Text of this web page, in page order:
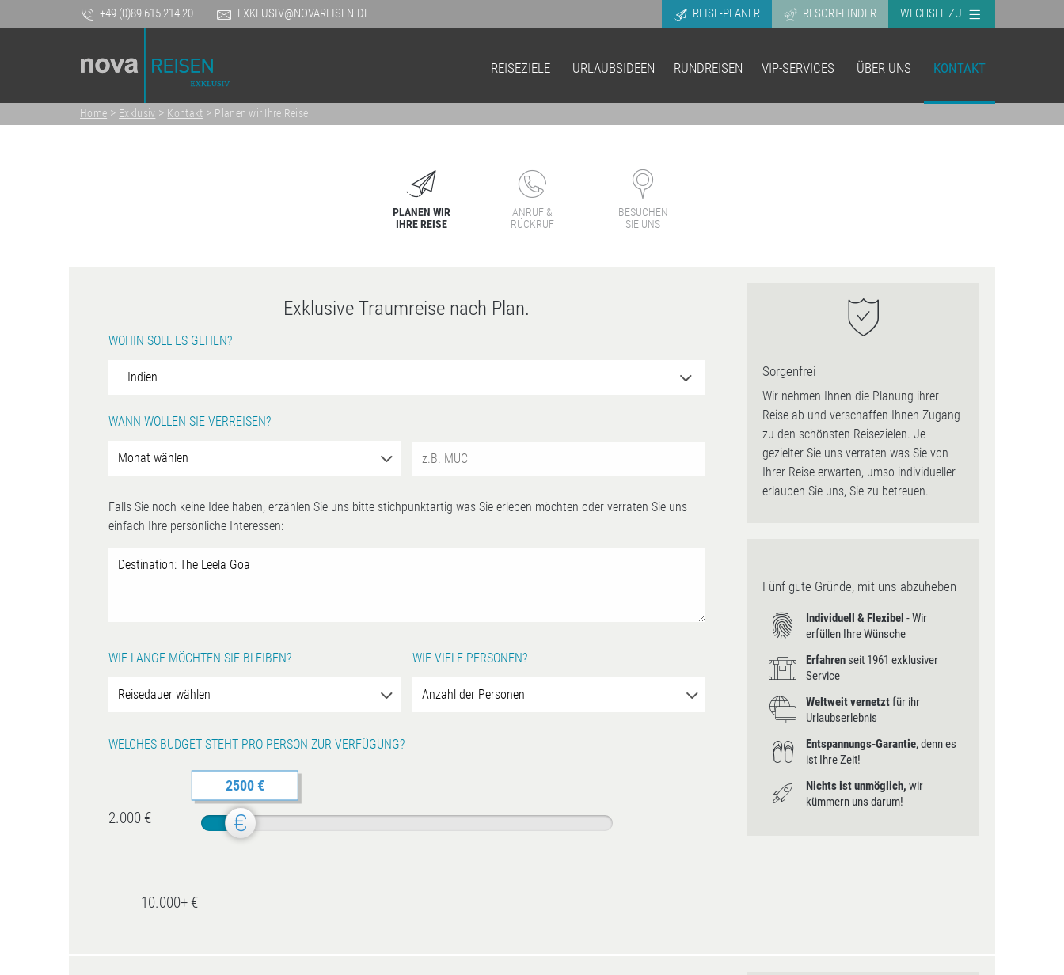
+49 (0)89 615 214 20 EXKLUSIV@NOVAREISEN.DE REISE-PLANER RESORT-FINDER WECHSEL ZU
REISEZIELE URLAUBSIDEEN RUNDREISEN VIP-SERVICES ÜBER UNS KONTAKT
Home > Exklusiv > Kontakt > Planen wir Ihre Reise
PLANEN WIR
IHRE REISE
ANRUF &
RÜCKRUF
BESUCHEN
SIE UNS
Exklusive Traumreise nach Plan.
WOHIN SOLL ES GEHEN?
WANN WOLLEN SIE VERREISEN?
Falls Sie noch keine Idee haben, erzählen Sie uns bitte stichpunktartig was Sie erleben möchten oder verraten Sie uns
einfach Ihre persönliche Interessen:
WIE LANGE MÖCHTEN SIE BLEIBEN? WIE VIELE PERSONEN?
WELCHES BUDGET STEHT PRO PERSON ZUR VERFÜGUNG?
2.000 €
2500 €
10.000+ €
Sorgenfrei
Wir nehmen Ihnen die Planung ihrer
Reise ab und verschaffen Ihnen Zugang
zu den schönsten Reisezielen. Je
gezielter Sie uns verraten was Sie von
Ihrer Reise erwarten, umso individueller
erlauben Sie uns, Sie zu betreuen.
Fünf gute Gründe, mit uns abzuheben
Individuell & Flexibel - Wir
erfüllen Ihre Wünsche
Erfahren seit 1961 exklusiver
Service
Weltweit vernetztfür ihr
Urlaubserlebnis
Entspannungs-Garantie, denn es
ist Ihre Zeit!
Nichts ist unmöglich, wir
kümmern uns darum!